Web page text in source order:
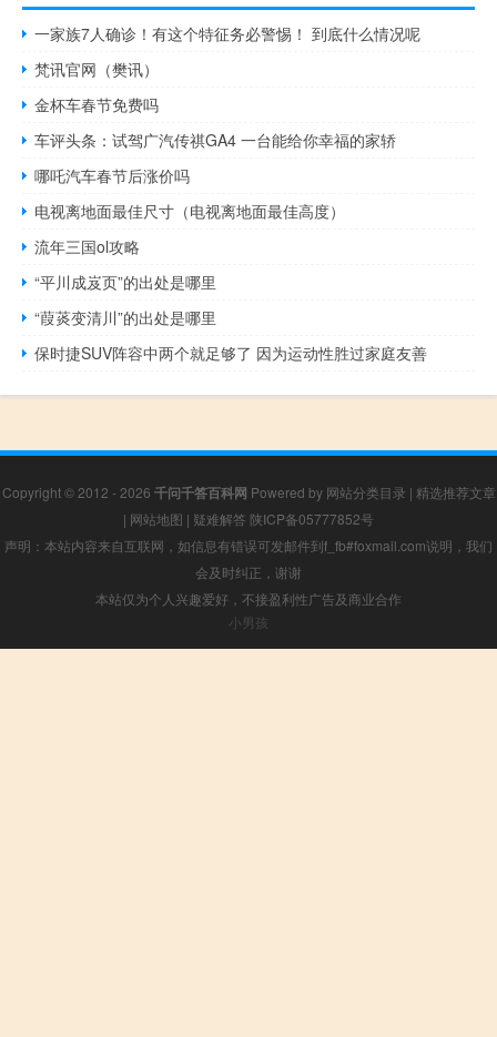
一家族7人确诊！有这个特征务必警惕！ 到底什么情况呢
梵讯官网（樊讯）
金杯车春节免费吗
车评头条：试驾广汽传祺GA4 一台能给你幸福的家轿
哪吒汽车春节后涨价吗
电视离地面最佳尺寸（电视离地面最佳高度）
流年三国ol攻略
“平川成岌页”的出处是哪里
“葭菼变清川”的出处是哪里
保时捷SUV阵容中两个就足够了 因为运动性胜过家庭友善
Copyright © 2012 - 2026 千问千答百科网 Powered by 网站分类目录 | 精选推荐文章
| 网站地图 | 疑难解答 陕ICP备05777852号
声明：本站内容来自互联网，如信息有错误可发邮件到f_fb#foxmail.com说明，我们
会及时纠正，谢谢
本站仅为个人兴趣爱好，不接盈利性广告及商业合作
小男孩